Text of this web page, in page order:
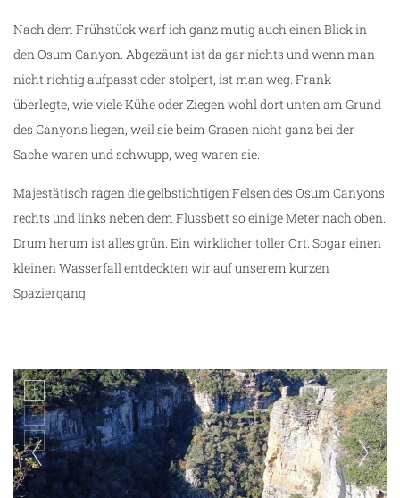
Nach dem Frühstück warf ich ganz mutig auch einen Blick in
den Osum Canyon. Abgezäunt ist da gar nichts und wenn man
nicht richtig aufpasst oder stolpert, ist man weg. Frank
überlegte, wie viele Kühe oder Ziegen wohl dort unten am Grund
des Canyons liegen, weil sie beim Grasen nicht ganz bei der
Sache waren und schwupp, weg waren sie.
Majestätisch ragen die gelbstichtigen Felsen des Osum Canyons
rechts und links neben dem Flussbett so einige Meter nach oben.
Drum herum ist alles grün. Ein wirklicher toller Ort. Sogar einen
kleinen Wasserfall entdeckten wir auf unserem kurzen
Spaziergang.